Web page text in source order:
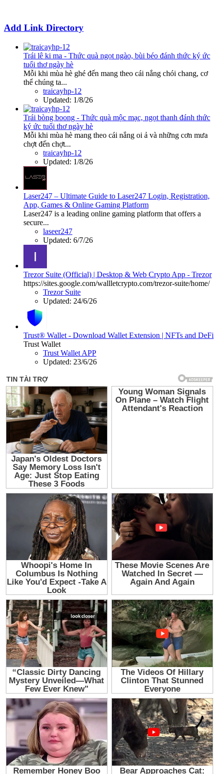
Add Link Directory
Trái lê ki ma - Thức quà ngọt ngào, bùi béo đánh thức ký ức
tuổi thơ ngày hè
Mỗi khi mùa hè ghé đến mang theo cái nắng chói chang, cơ
thể chúng ta...
traicayhp-12
Updated: 1/8/26
Trái bòng boong - Thức quà mộc mạc, ngọt thanh đánh thức
ký ức tuổi thơ ngày hè
Mỗi khi mùa hè mang theo cái nắng oi ả và những cơn mưa
chợt đến chợt...
traicayhp-12
Updated: 1/8/26
Laser247 – Ultimate Guide to Laser247 Login, Registration,
App, Games & Online Gaming Platform
Laser247 is a leading online gaming platform that offers a
secure...
laseer247
Updated: 6/7/26
Trezor Suite (Official) | Desktop & Web Crypto App - Trezor
https://sites.google.com/wallletcrypto.com/trezor-suite/home/
Trezor Suite
Updated: 24/6/26
Trust® Wallet - Download Wallet Extension | NFTs and DeFi
Trust Wallet
Trust Wallet APP
Updated: 23/6/26